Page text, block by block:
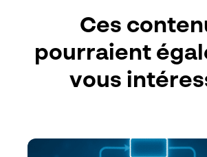
Ces
pourraient
vous